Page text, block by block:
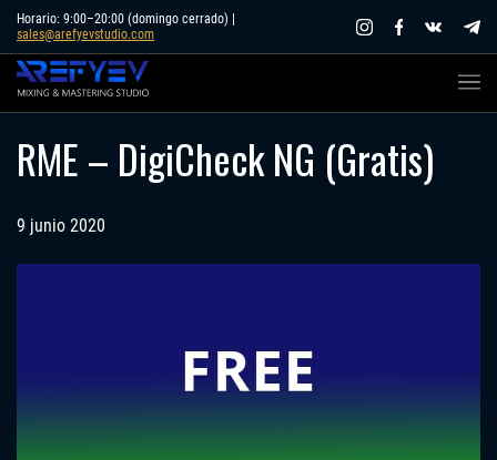
Skip
content
Horario: 9:00–20:00 (domingo cerrado) |
sales@arefyevstudio.com
RME – DigiCheck NG (Gratis)
9 junio 2020